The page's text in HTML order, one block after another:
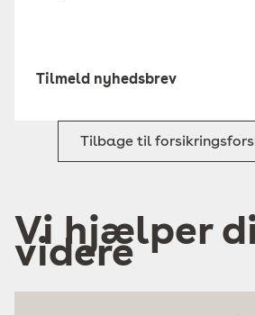
Tilmeld nyhedsbrev
Tilbage til
Vi hjælper
videre